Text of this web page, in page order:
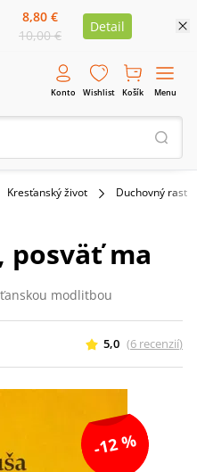
8,80 €
10,00 €
Detail
Konto Wishlist Košík Menu
Kresťanský život Duchovný rast
posväť ma
modlitbou
5,0 (6 recenzií)
-12 %